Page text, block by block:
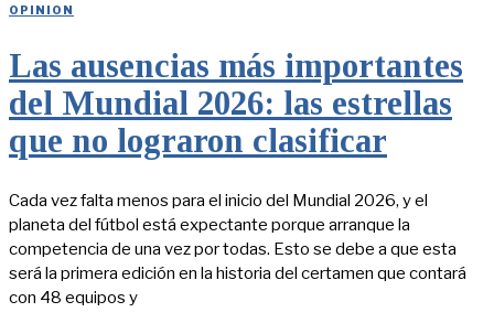
OPINION
Las ausencias más importantes
del Mundial 2026: las estrellas
que no lograron clasificar
Cada vez falta menos para el inicio del Mundial 2026, y el
planeta del fútbol está expectante porque arranque la
competencia de una vez por todas. Esto se debe a que esta
será la primera edición en la historia del certamen que contará
con 48 equipos y